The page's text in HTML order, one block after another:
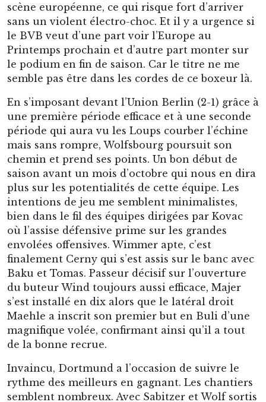
scène européenne, ce qui risque fort d’arriver
sans un violent électro-choc. Et il y a urgence si
le BVB veut d’une part voir l’Europe au
Printemps prochain et d’autre part monter sur
le podium en fin de saison. Car le titre ne me
semble pas être dans les cordes de ce boxeur là.
En s’imposant devant l’Union Berlin (2-1) grâce à
une première période efficace et à une seconde
période qui aura vu les Loups courber l’échine
mais sans rompre, Wolfsbourg poursuit son
chemin et prend ses points. Un bon début de
saison avant un mois d’octobre qui nous en dira
plus sur les potentialités de cette équipe. Les
intentions de jeu me semblent minimalistes,
bien dans le fil des équipes dirigées par Kovac
où l’assise défensive prime sur les grandes
envolées offensives. Wimmer apte, c’est
finalement Cerny qui s’est assis sur le banc avec
Baku et Tomas. Passeur décisif sur l’ouverture
du buteur Wind toujours aussi efficace, Majer
s’est installé en dix alors que le latéral droit
Maehle a inscrit son premier but en Buli d’une
magnifique volée, confirmant ainsi qu’il a tout
de la bonne recrue.
Invaincu, Dortmund a l’occasion de suivre le
rythme des meilleurs en gagnant. Les chantiers
semblent nombreux. Avec Sabitzer et Wolf sortis